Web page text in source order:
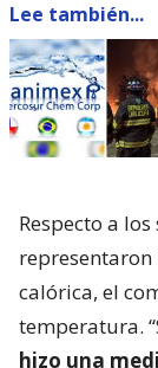
Lee también...
Respecto a
calórica, el
temperatura.
hizo una